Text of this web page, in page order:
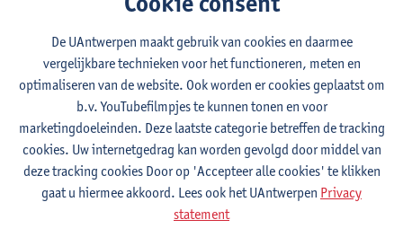
2E SEM
studiepunten
Lesgever(s):
Erik Fransen Kris Laukens
Laboratory Animal Science (core module)
2E SEM
6studiepunten
Lesgever(s):
Chris Van Ginneken Debby Van Dam
Bio-ethics
De UAntwerpen maakt gebruik van cookies en daarmee
vergelijkbare technieken voor het functioneren, meten en
optimaliseren van de website. Ook worden er cookies geplaatst om
b.v. YouTubefilmpjes te kunnen tonen en voor
marketingdoeleinden. Deze laatste categorie betreffen de tracking
cookies. Uw internetgedrag kan worden gevolgd door middel van
deze tracking cookies Door op 'Accepteer alle cookies' te klikken
gaat u hiermee akkoord. Lees ook het UAntwerpen Privacy
statement